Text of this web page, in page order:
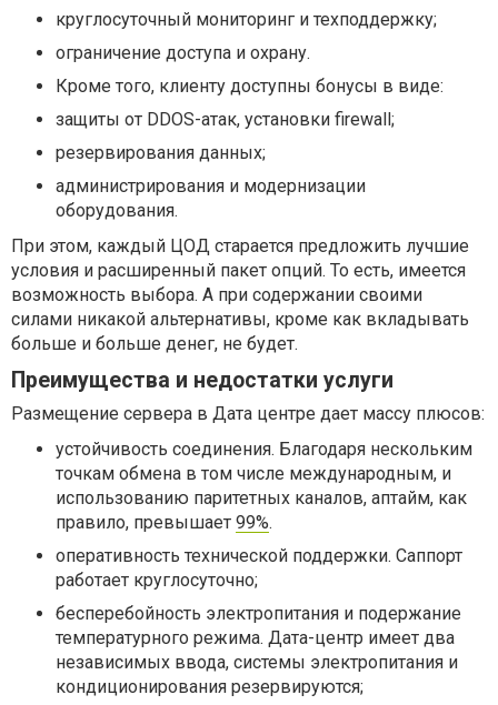
круглосуточный мониторинг и техподдержку;
ограничение доступа и охрану.
Кроме того, клиенту доступны бонусы в виде:
защиты от DDOS-атак, установки firewall;
резервирования данных;
администрирования и модернизации
оборудования.
При этом, каждый ЦОД старается предложить лучшие
условия и расширенный пакет опций. То есть, имеется
возможность выбора. А при содержании своими
силами никакой альтернативы, кроме как вкладывать
больше и больше денег, не будет.
Преимущества и недостатки услуги
Размещение сервера в Дата центре дает массу плюсов:
устойчивость соединения. Благодаря нескольким
точкам обмена в том числе международным, и
использованию паритетных каналов, аптайм, как
правило, превышает 99%.
оперативность технической поддержки. Саппорт
работает круглосуточно;
бесперебойность электропитания и подержание
температурного режима. Дата-центр имеет два
независимых ввода, системы электропитания и
кондиционирования резервируются;